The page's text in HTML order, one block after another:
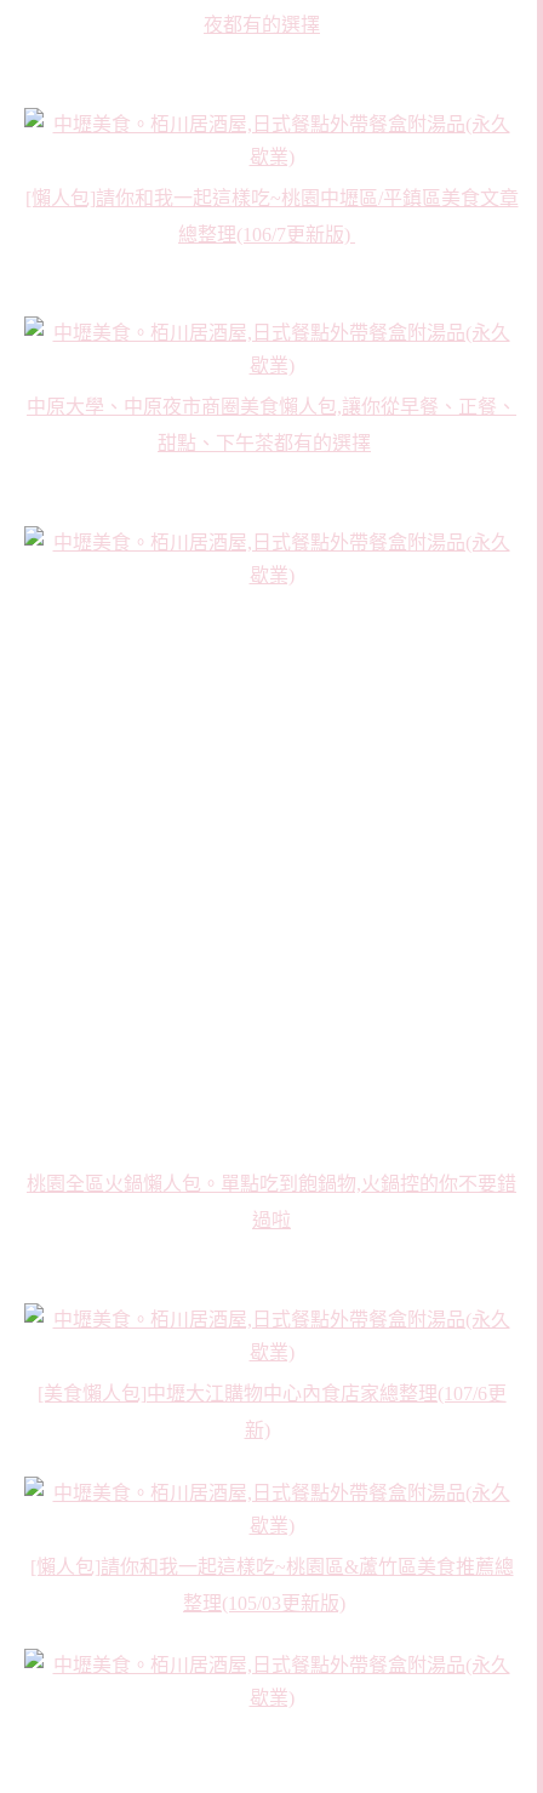
夜都有的選擇
[懶人包]請你和我一起這樣吃~桃園中壢區/平鎮區美食文章
總整理(106/7更新版)
中原大學、中原夜市商圈美食懶人包,讓你從早餐、正餐、
甜點、下午茶都有的選擇
桃園全區火鍋懶人包。單點吃到飽鍋物,火鍋控的你不要錯
過啦
[美食懶人包]中壢大江購物中心內食店家總整理(107/6更
新)
[懶人包]請你和我一起這樣吃~桃園區&蘆竹區美食推薦總
整理(105/03更新版)